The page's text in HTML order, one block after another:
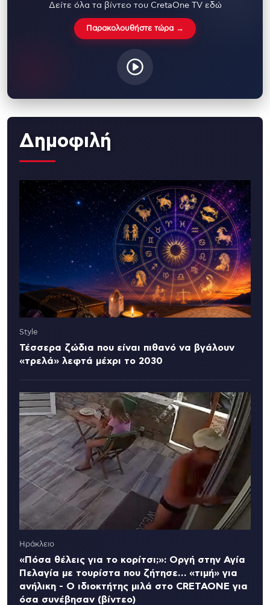
Δείτε όλα τα βίντεο του CretaOne TV εδώ
Παρακολουθήστε τώρα →
Δημοφιλή
Style
Τέσσερα ζώδια που είναι πιθανό να βγάλουν
«τρελά» λεφτά μέχρι το 2030
Ηράκλειο
«Πόσα θέλεις για το κορίτσι;»: Οργή στην Αγία
Πελαγία με τουρίστα που ζήτησε… «τιμή» για
ανήλικη - Ο ιδιοκτήτης μιλά στο CRETAONE για
όσα συνέβησαν (βίντεο)